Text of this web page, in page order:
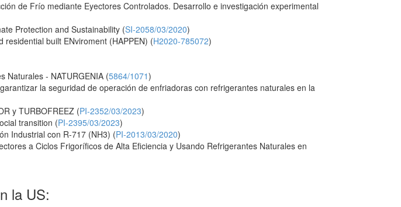
de Frío mediante Eyectores Controlados. Desarrollo e investigación experimental
Protection and Sustainability (SI-2058/03/2020)
built ENviroment (HAPPEN) (H2020-785072)
Naturales - NATURGENIA (5864/1071)
la seguridad de operación de enfriadoras con refrigerantes naturales en la
y TURBOFREEZ (PI-2352/03/2023)
transition (PI-2395/03/2023)
Industrial con R-717 (NH3) (PI-2013/03/2020)
a Ciclos Frigoríficos de Alta Eficiencia y Usando Refrigerantes Naturales en
la US: